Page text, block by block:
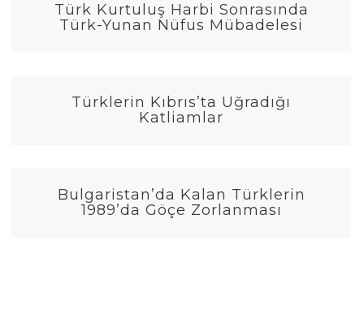
Türk Kurtuluş Harbi Sonrasında
Türk-Yunan Nüfus Mübadelesi
Türklerin Kıbrıs’ta Uğradığı
Katliamlar
Bulgaristan’da Kalan Türklerin
1989’da Göçe Zorlanması